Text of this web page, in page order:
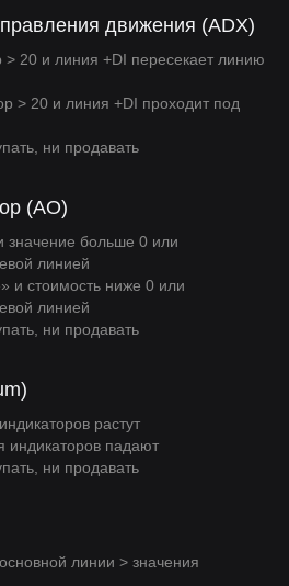
движения (ADX)
> 20 и линия +DI пересекает линию
> 20 и линия +DI проходит под
ни продавать
(AO)
больше 0 или
линией
и стоимость ниже 0 или
линией
ни продавать
растут
индикаторов падают
ни продавать
линии > значения